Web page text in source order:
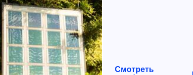
Смотреть